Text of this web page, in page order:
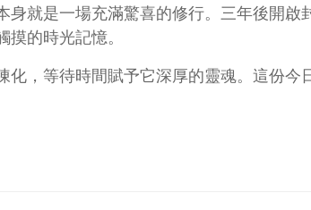
就是一場充滿驚喜的修行。三年後開啟
的時光記憶。
化，等待時間賦予它深厚的靈魂。這份今